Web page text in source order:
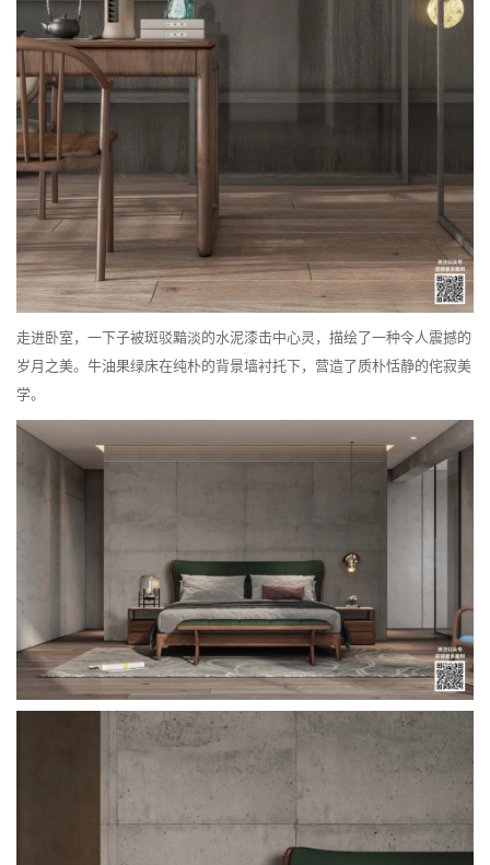
走进卧室，一下子被斑驳黯淡的水泥漆击中心灵，描绘了一种令人震撼的
岁月之美。牛油果绿床在纯朴的背景墙衬托下，营造了质朴恬静的侘寂美
学。